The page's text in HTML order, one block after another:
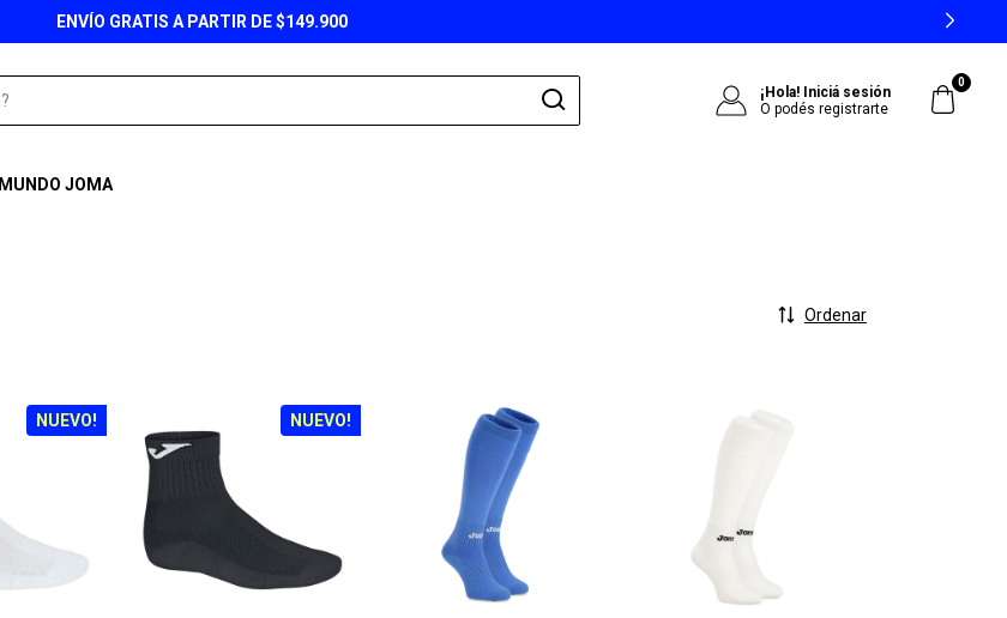
ENVÍO GRATIS A PARTIR DE $149.900
¡Hola! Iniciá sesión
O podés registrarte
0
MUNDO JOMA
Ordenar
NUEVO! NUEVO!